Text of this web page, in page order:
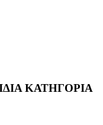
ΚΑΤΗΓΟΡΙΑ